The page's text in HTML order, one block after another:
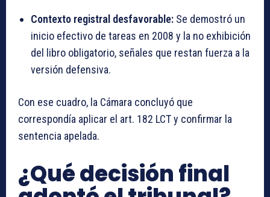
Contexto registral desfavorable: Se demostró un
inicio efectivo de tareas en 2008 y la no exhibición
del libro obligatorio, señales que restan fuerza a la
versión defensiva.
Con ese cuadro, la Cámara concluyó que
correspondía aplicar el art. 182 LCT y confirmar la
sentencia apelada.
¿Qué decisión final